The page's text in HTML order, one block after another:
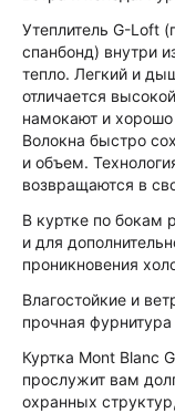
Утеплитель G-Loft
спанбонд) внутри
тепло. Легкий и
отличается
намокают и хорошо
Волокна быстро
и объем.
возвращаются в
В куртке по бокам
и для
проникновения
Влагостойкие и
прочная
Куртка Mont Blanc
прослужит вам
охранных